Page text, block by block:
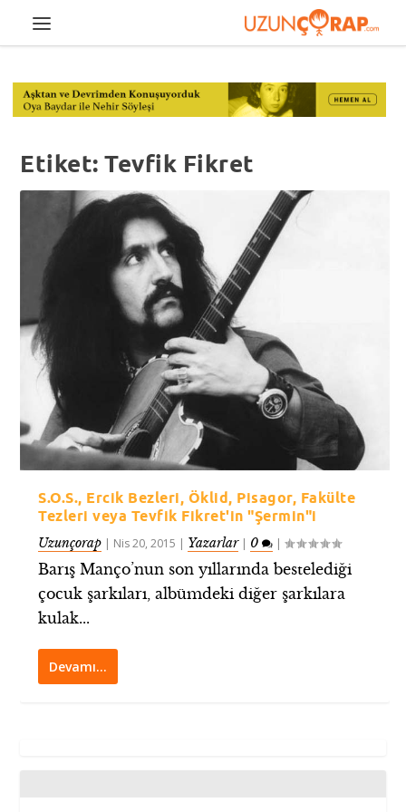
Etiket:Tevfik Fikret
S.O.S., Ercik Bezleri, Öklid, Pisagor, Fakülte
Tezleri veya Tevfik Fikret'in "Şermin"i
Uzunçorap | Nis 20, 2015 | Yazarlar| 0 |
Barış Manço’nun son yıllarında bestelediği
çocuk şarkıları, albümdeki diğer şarkılara
kulak...
Devamı…